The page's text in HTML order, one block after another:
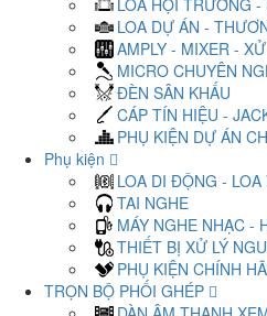
LOA HỘI TRƯỜNG -
LOA DỰ ÁN -
AMPLY - MIXER -
MICRO CHUYÊN
ĐÈN SÂN KHẤU
CÁP TÍN HIỆU -
PHỤ KIỆN DỰ ÁN
Phụ kiện
LOA DI ĐỘNG - LOA
TAI NGHE
MÁY NGHE NHẠC -
THIẾT BỊ XỬ LÝ
PHỤ KIỆN CHÍNH
TRỌN BỘ PHỐI GHÉP